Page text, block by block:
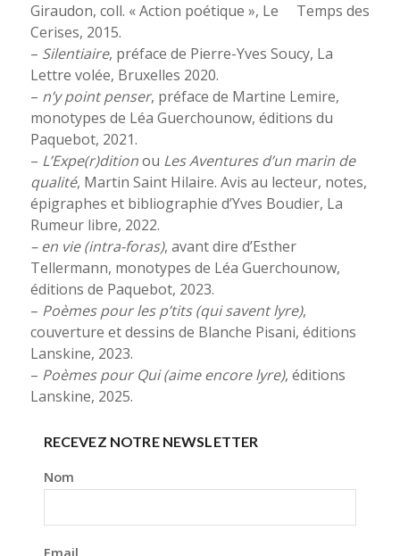
Giraudon, coll. « Action poétique », Le Temps des
Cerises, 2015.
– Silentiaire, préface de Pierre-Yves Soucy, La
Lettre volée, Bruxelles 2020.
– n’y point penser, préface de Martine Lemire,
monotypes de Léa Guerchounow, éditions du
Paquebot, 2021.
– L’Expe(r)ditionou Les Aventures d’un marin de
qualité, Martin Saint Hilaire. Avis au lecteur, notes,
épigraphes et bibliographie d’Yves Boudier, La
Rumeur libre, 2022.
– en vie (intra-foras), avant dire d’Esther
Tellermann, monotypes de Léa Guerchounow,
éditions de Paquebot, 2023.
– Poèmes pour les p’tits (qui savent lyre),
couverture et dessins de Blanche Pisani, éditions
Lanskine, 2023.
– Poèmes pour Qui (aime encore lyre), éditions
Lanskine, 2025.
RECEVEZ NOTRE NEWSLETTER
Nom
Email